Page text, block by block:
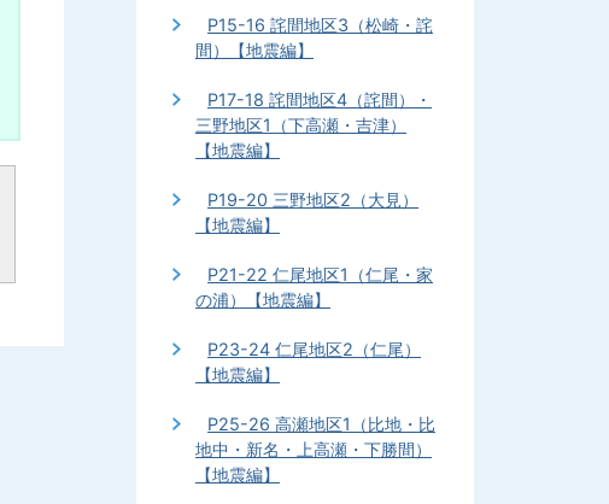
P15-16 詫間地区3（松崎・詫
間）【地震編】
P17-18 詫間地区4（詫間）・
三野地区1（下高瀬・吉津）
【地震編】
P19-20 三野地区2（大見）
【地震編】
P21-22 仁尾地区1（仁尾・家
の浦）【地震編】
P23-24 仁尾地区2（仁尾）
【地震編】
P25-26 高瀬地区1（比地・比
地中・新名・上高瀬・下勝間）
【地震編】